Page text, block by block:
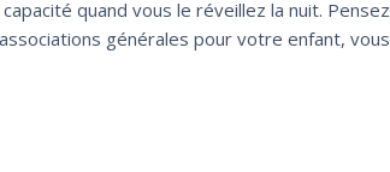
quand vous le réveillez la nuit.
générales pour votre enfant,